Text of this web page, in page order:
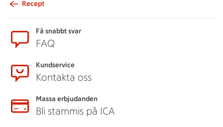
Recept
Få snabbt svar
FAQ
Kundservice
Kontakta oss
Massa erbjudanden
Bli stammis på ICA